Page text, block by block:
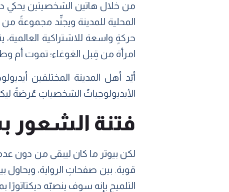
من خلال هاتين الشخصيتين يحكي
المحلية للمدينة ويجنِّد مجموعةً من
حركةٍ واسعة للاشتراكية
امرأة من قِبل الغوغاء؛ تموت أم
أيّد أهل المدينة المختلفين
الأيديولوجياتُ الشخصياتِ عُرضةً
فتنة الشعور
لكن بيوتر ما كان ليبقى من دون
قوية. بين صفحاتِ الرواية،
التلميح بإنه سوف ينصبّه ديكتاتورًا